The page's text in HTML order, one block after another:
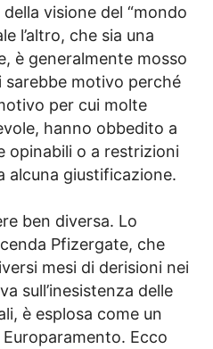
visione del “mondo
l’altro, che sia una
è generalmente mosso
motivo perché
per cui molte
hanno obbedito a
opinabili o a restrizioni
alcuna giustificazione.
ben diversa. Lo
Pfizergate, che
mesi di derisioni nei
sull’inesistenza delle
è esplosa come un
Ecco